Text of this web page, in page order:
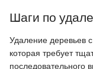
Шаги по
Удаление деревьев
которая требует
последовательного